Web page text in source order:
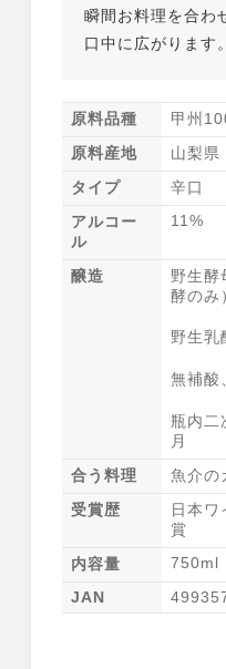
瞬間お料理を合わ
口中に広がります。
原料品種 甲州
原料産地 山梨県
タイプ 辛口
アルコー
ル
11%
醸造
野生酵
酵のみ
野生乳
無補酸
瓶内二
月
合う料理 魚介の
受賞歴
日本
賞
内容量 750ml
JAN